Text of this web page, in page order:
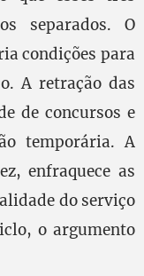
separados. O
condições para
A retração das
de concursos e
temporária. A
enfraquece as
do serviço
o argumento